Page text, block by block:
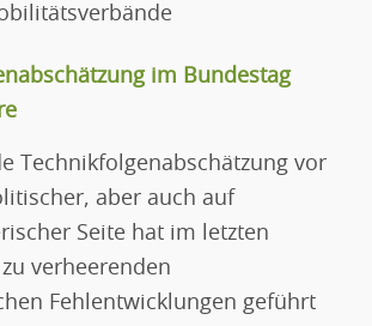
im Bundestag
Technikfolgenabschätzung vor
aber auch auf
Seite hat im letzten
verheerenden
Fehlentwicklungen geführt